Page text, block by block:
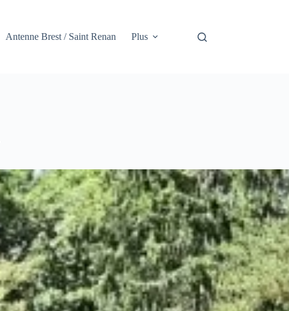
Antenne Brest / Saint Renan Plus